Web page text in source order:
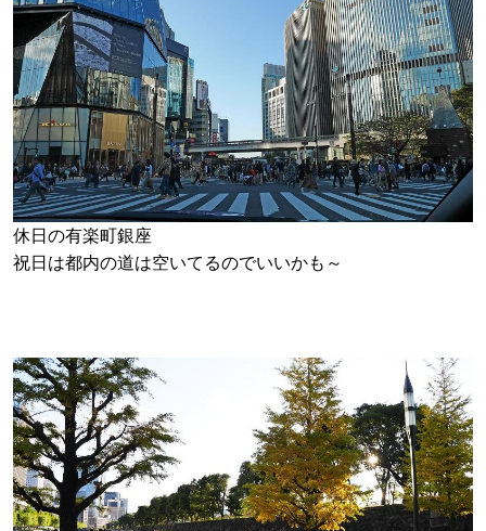
休日の有楽町銀座
祝日は都内の道は空いてるのでいいかも～